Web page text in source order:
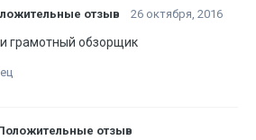
отзыв 26 октября, 2016
грамотный обзорщик
отзыв